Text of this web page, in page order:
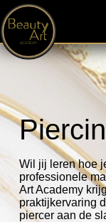
Wil jij leren hoe
professionele
Art Academy
praktijkervaring
piercer aan de